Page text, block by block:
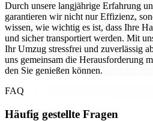
Durch unsere langjährige Erfahrung
garantieren wir nicht nur Effizienz,
wissen, wie wichtig es ist, dass Ihre
und sicher transportiert werden. Mit
Ihr Umzug stressfrei und zuverlässig
uns gemeinsam die Herausforderung
den Sie genießen können.
FAQ
Häufig gestellte Fragen